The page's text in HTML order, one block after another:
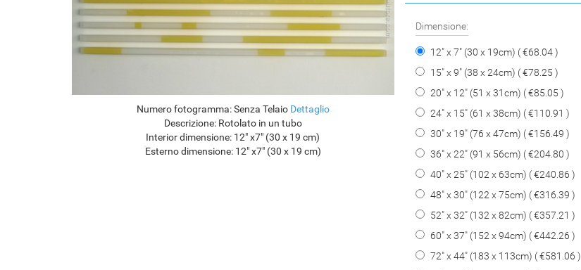
Numero fotogramma: Senza Telaio Dettaglio
Descrizione: Rotolato in un tubo
Interior dimensione: 12" x7" (30 x 19 cm)
Esterno dimensione: 12" x7" (30 x 19 cm)
Dimensione:
12" x 7" (30 x 19cm) ( €68.04 )
15" x 9" (38 x 24cm) ( €78.25 )
20" x 12" (51 x 31cm) ( €85.05 )
24" x 15" (61 x 38cm) ( €110.91 )
30" x 19" (76 x 47cm) ( €156.49 )
36" x 22" (91 x 56cm) ( €204.80 )
40" x 25" (102 x 63cm) ( €240.86 )
48" x 30" (122 x 75cm) ( €316.39 )
52" x 32" (132 x 82cm) ( €357.21 )
60" x 37" (152 x 94cm) ( €442.26 )
72" x 44" (183 x 113cm) ( €581.06 )